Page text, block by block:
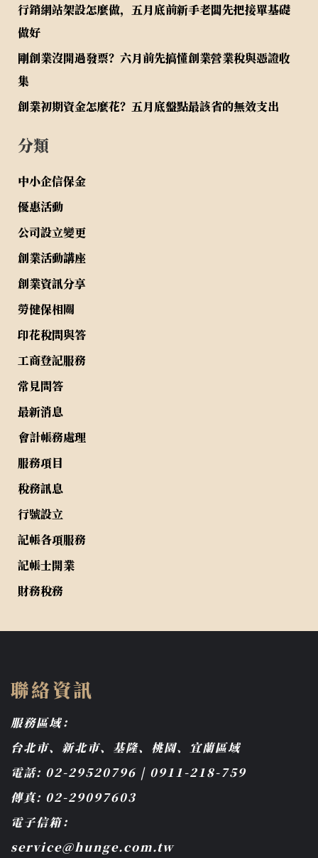
行銷網站架設怎麼做，五月底前新手老闆先把接單基礎
做好
剛創業沒開過發票？六月前先搞懂創業營業稅與憑證收
集
創業初期資金怎麼花？五月底盤點最該省的無效支出
分類
中小企信保金
優惠活動
公司設立變更
創業活動講座
創業資訊分享
勞健保相關
印花稅問與答
工商登記服務
常見問答
最新消息
會計帳務處理
服務項目
稅務訊息
行號設立
記帳各項服務
記帳士開業
財務稅務
聯絡資訊
服務區域：
台北市、新北市、基隆、桃園、宜蘭區域
電話: 02-29520796 | 0911-218-759
傳真: 02-29097603
電子信箱：
service@hunge.com.tw